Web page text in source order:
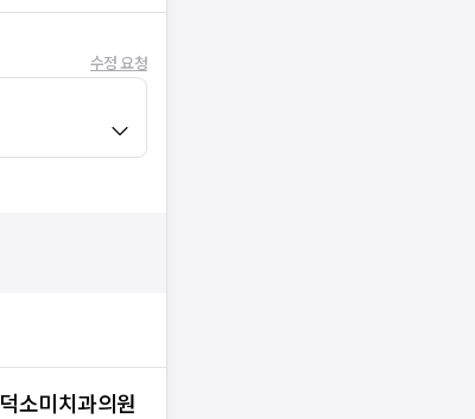
수정 요청
덕소미치과의원